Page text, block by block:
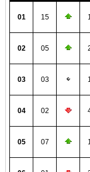
01 15
02 05
03 03
04 02
05 07